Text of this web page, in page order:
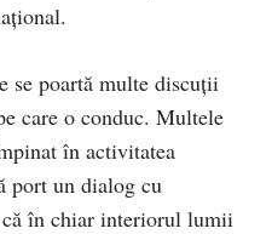
se poartă multe discuții
care o conduc. Multele
în activitatea
port un dialog cu
în chiar interiorul lumii